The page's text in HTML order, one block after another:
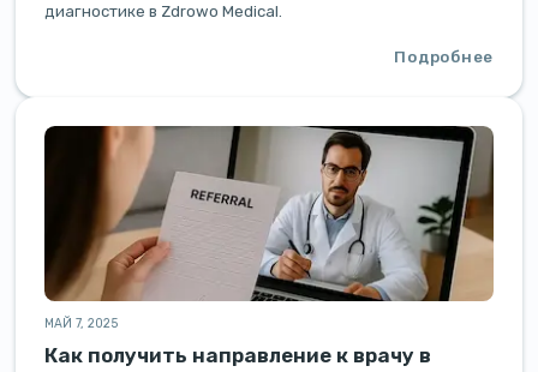
диагностике в Zdrowo Medical.
Подробнее
МАЙ 7, 2025
Как получить направление к врачу в